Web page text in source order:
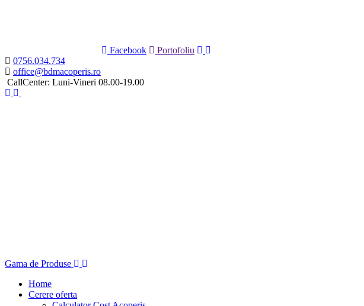
Facebook
Portofoliu
0756.034.734
office@bdmacoperis.ro
CallCenter: Luni-Vineri 08.00-19.00
Gama de Produse
Home
Cerere oferta